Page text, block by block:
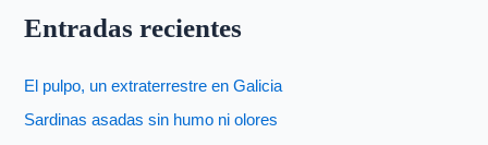
Entradas recientes
El pulpo, un extraterrestre en Galicia
Sardinas asadas sin humo ni olores